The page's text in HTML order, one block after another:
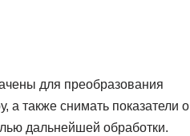
для преобразования
а также снимать показатели о
дальнейшей обработки.